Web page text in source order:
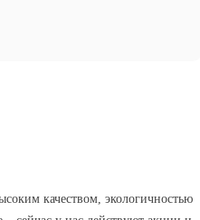
качеством, экологичностью